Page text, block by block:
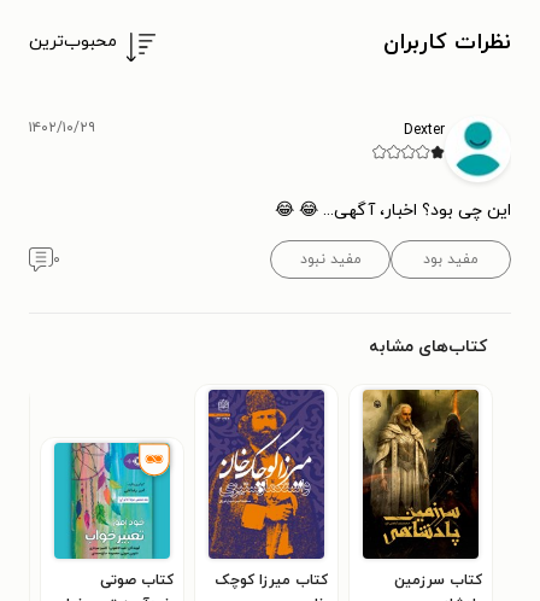
نظرات کاربران محبوب‌ترین
Dexter ۱۴۰۲/۱۰/۲۹
این چی بود؟ اخبار، آگهی... 😂 😂
مفید بود مفید نبود ۰
کتاب‌های مشابه
کتاب سرزمین
کتاب میرزا کوچک
کتاب صوتی